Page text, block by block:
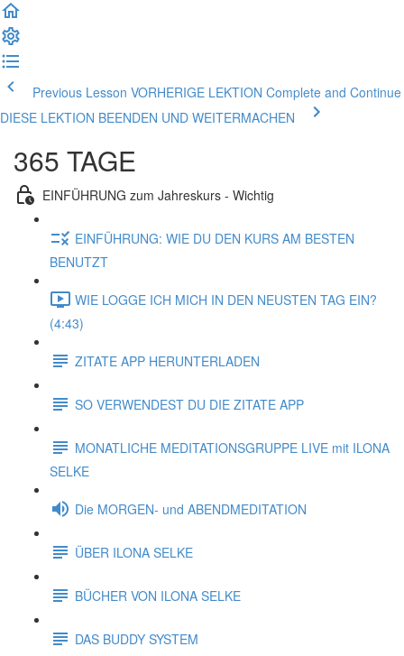
Previous Lesson VORHERIGE LEKTION Complete and Continue
DIESE LEKTION BEENDEN UND WEITERMACHEN
365 TAGE
EINFÜHRUNG zum Jahreskurs - Wichtig
EINFÜHRUNG: WIE DU DEN KURS AM BESTEN
BENUTZT
WIE LOGGE ICH MICH IN DEN NEUSTEN TAG EIN?
(4:43)
ZITATE APP HERUNTERLADEN
SO VERWENDEST DU DIE ZITATE APP
MONATLICHE MEDITATIONSGRUPPE LIVE mit ILONA
SELKE
Die MORGEN- und ABENDMEDITATION
ÜBER ILONA SELKE
BÜCHER VON ILONA SELKE
DAS BUDDY SYSTEM